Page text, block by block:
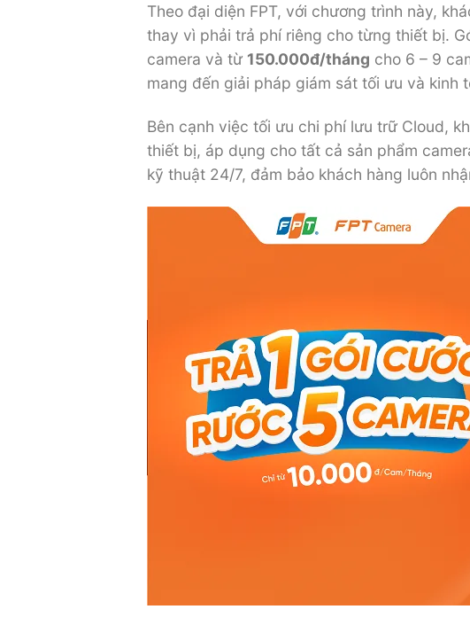
Theo đại diện FPT, với chương trình này,
thay vì phải trả phí riêng cho từng thiết bị.
camera và từ 150.000đ/tháng cho 6 – 9
mang đến giải pháp giám sát tối ưu và kinh
Bên cạnh việc tối ưu chi phí lưu trữ Cloud,
thiết bị, áp dụng cho tất cả sản phẩm
kỹ thuật 24/7, đảm bảo khách hàng luôn